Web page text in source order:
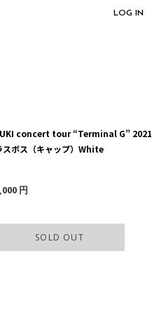
LOG IN
concert tour “Terminal G” 2021
スボス（キャップ）White
円
SOLD OUT